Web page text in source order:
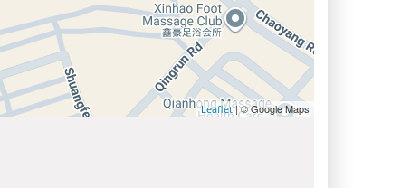
Leaflet| © Google Maps